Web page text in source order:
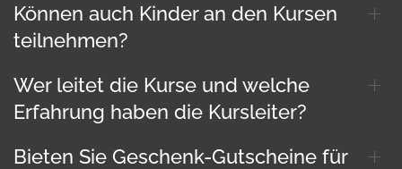
Können auch Kinder an den Kursen
teilnehmen?
Wer leitet die Kurse und welche
Erfahrung haben die Kursleiter?
Bieten Sie Geschenk-Gutscheine für